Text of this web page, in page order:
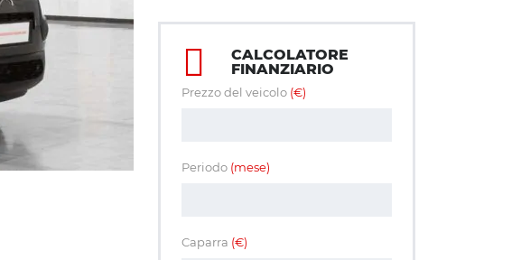
CALCOLATORE
FINANZIARIO
Prezzo del veicolo (€)
Periodo (mese)
Caparra (€)